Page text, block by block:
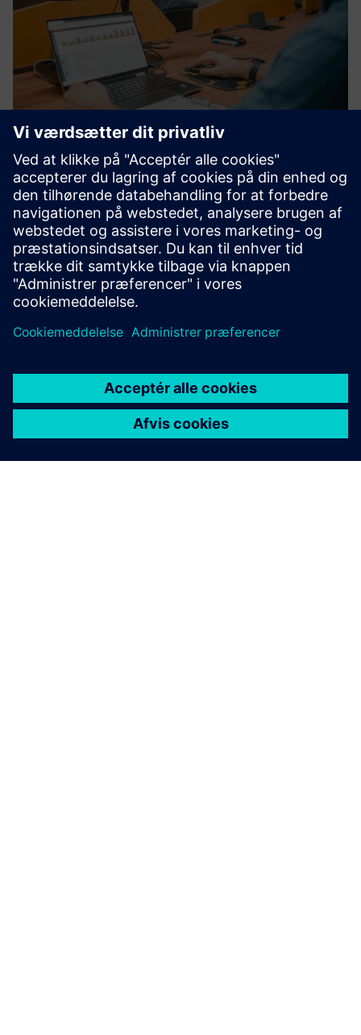
nPlan - Planning App
NPLAN er en avanceret produktiv
scenarieplanlægningsplatform, der genererer
produktionsplanlægningsscenarier agile, pålidelige og i
samarbejde, hvilket fremskynder din forsyningskædes
digitale transformation.
Få mere at vide